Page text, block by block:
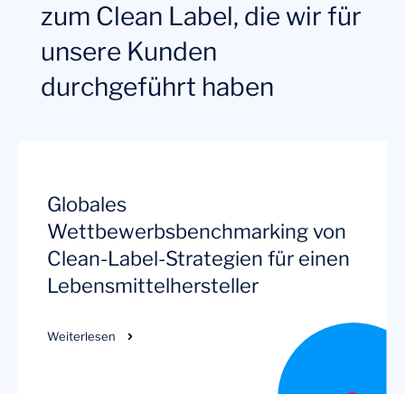
zum Clean Label, die wir für
unsere Kunden
durchgeführt haben
Globales
Wettbewerbsbenchmarking von
Clean-Label-Strategien für einen
Lebensmittelhersteller
Weiterlesen